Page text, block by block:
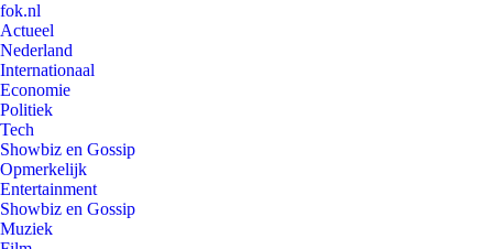
fok.nl
Actueel
Nederland
Internationaal
Economie
Politiek
Tech
Showbiz en Gossip
Opmerkelijk
Entertainment
Showbiz en Gossip
Muziek